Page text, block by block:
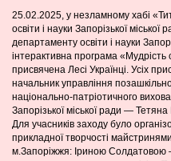
25.02.2025, у незламному хабі
освіти і науки Запорізької міської
департаменту освіти і науки
інтерактивна програма «Мудрість
присвячена Лесі Українці. Усіх
начальник управління
національно-патріотичного
Запорізької міської ради — Тетяна
Для учасників заходу було
прикладної творчості
м.Запоріжжя: Іриною Солдатовою